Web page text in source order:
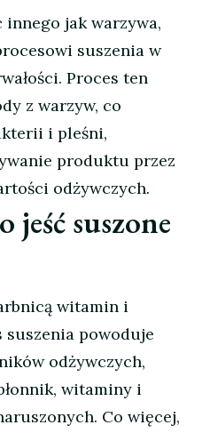
jak warzywa,
suszenia w
Proces ten
z warzyw, co
i pleśni,
produktu przez
odżywczych.
jeść suszone
witamin i
suszenia powoduje
odżywczych,
witaminy i
Co więcej,